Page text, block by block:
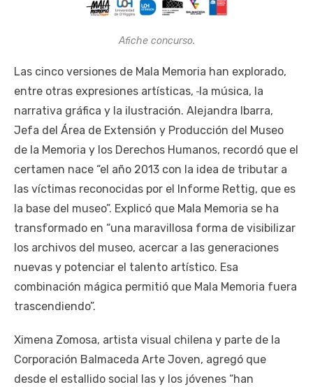
Afiche concurso.
Las cinco versiones de Mala Memoria han explorado,
entre otras expresiones artísticas,
la música, la
narrativa gráfica y la ilustración. Alejandra Ibarra,
Jefa del Área de Extensión y Producción del Museo
de la Memoria y los Derechos Humanos, recordó que el
certamen nace “el año 2013 con la idea de tributar a
las víctimas reconocidas por el Informe Rettig, que es
la base del museo”. Explicó que Mala Memoria se ha
transformado en “una maravillosa forma de visibilizar
los archivos del museo, acercar a las generaciones
nuevas y potenciar el talento artístico. Esa
combinación mágica permitió que Mala Memoria fuera
trascendiendo”.
Ximena Zomosa, artista visual chilena y parte de la
Corporación Balmaceda Arte Joven, agregó que
desde el estallido social las y los jóvenes “han